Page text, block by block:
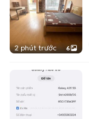
2 phút trước 6